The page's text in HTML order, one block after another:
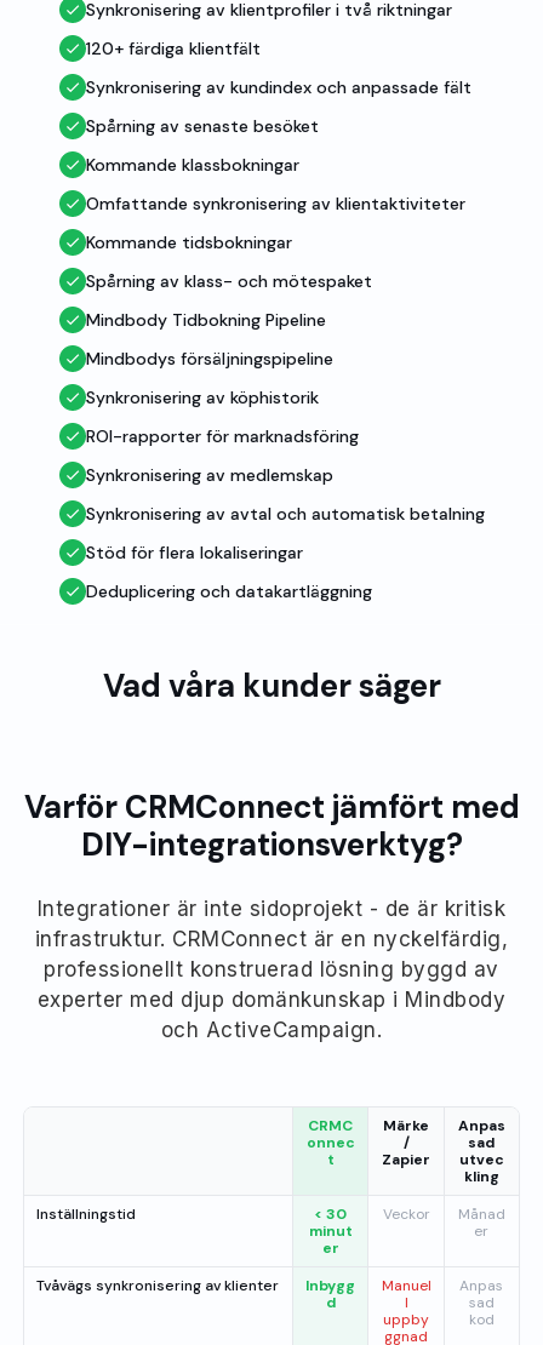
Synkronisering av klientprofiler i två riktningar
120+ färdiga klientfält
Synkronisering av kundindex och anpassade fält
Spårning av senaste besöket
Kommande klassbokningar
Omfattande synkronisering av klientaktiviteter
Kommande tidsbokningar
Spårning av klass- och mötespaket
Mindbody Tidbokning Pipeline
Mindbodys försäljningspipeline
Synkronisering av köphistorik
ROI-rapporter för marknadsföring
Synkronisering av medlemskap
Synkronisering av avtal och automatisk betalning
Stöd för flera lokaliseringar
Deduplicering och datakartläggning
Vad våra kunder säger
Varför CRMConnect jämfört med
DIY-integrationsverktyg?
Integrationer är inte sidoprojekt - de är kritisk
infrastruktur. CRMConnect är en nyckelfärdig,
professionellt konstruerad lösning byggd av
experter med djup domänkunskap i Mindbody
och ActiveCampaign.
CRMC
onnec
t
Märke
/
Zapier
Anpas
sad
utvec
kling
Inställningstid
< 30
minut
er
Veckor
Månad
er
Tvåvägs synkronisering av klienter
Inbygg
d
Manuel
l
uppby
ggnad
Anpas
sad
kod